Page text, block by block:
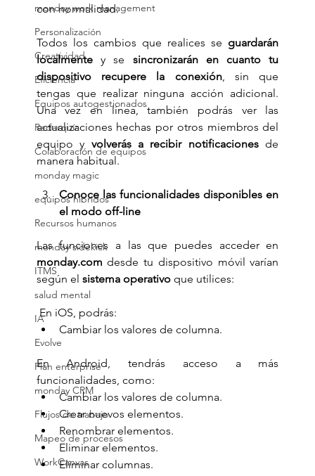
monday work management
Personalización
Creatividad
Eficiencia
Equipos autogestionados
Redarquía
Colaboración de equipos
monday magic
equipos hibridos
Recursos humanos
monday sidekick
ITMS
salud mental
IA
Evolve
Plan enterprise
monday CRM
Flujos de trabajo
Mapeo de procesos
WorkCanvas
con normalidad.
Todos los cambios que realices se guardarán
localmente y se sincronizarán en cuanto tu
dispositivo recupere la conexión, sin que
tengas que realizar ninguna acción adicional.
Una vez en línea, también podrás ver las
actualizaciones hechas por otros miembros del
equipo y volverás a recibir notificaciones de
manera habitual.
Conoce las funcionalidades disponibles en
el modo off-line
monday.com desde tu dispositivo móvil varían
según el sistema operativo que utilices:
En iOS, podrás:
Cambiar los valores de columna.
En Android, tendrás acceso a más
funcionalidades, como:
Cambiar los valores de columna.
Crear nuevos elementos.
Renombrar elementos.
Eliminar elementos.
Eliminar columnas.